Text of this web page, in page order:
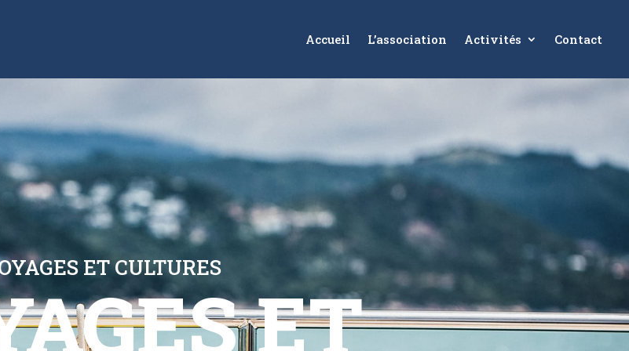
Accueil L’association Activités Contact
ET CULTURES
ET